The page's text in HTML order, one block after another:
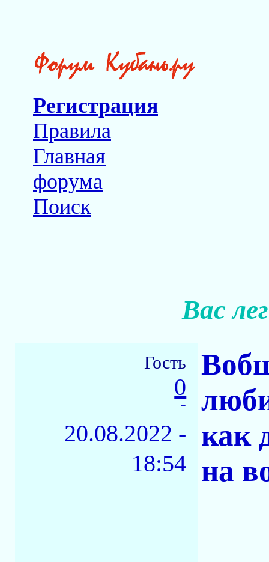
Регистрация
Правила
Главная
форума
Поиск
Вас
Гость
0
-
20.08.2022 -
18:54
как
на